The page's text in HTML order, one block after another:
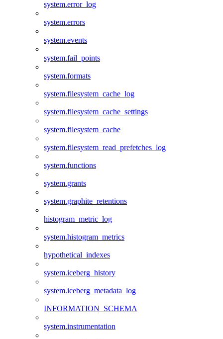
system.error_log
system.errors
system.events
system.fail_points
system.formats
system.filesystem_cache_log
system.filesystem_cache_settings
system.filesystem_cache
system.filesystem_read_prefetches_log
system.functions
system.grants
system.graphite_retentions
histogram_metric_log
system.histogram_metrics
hypothetical_indexes
system.iceberg_history
system.iceberg_metadata_log
INFORMATION_SCHEMA
system.instrumentation